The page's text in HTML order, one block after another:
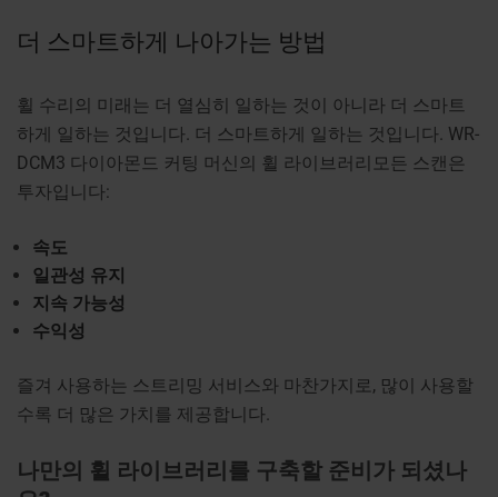
더 스마트하게 나아가는 방법
휠 수리의 미래는 더 열심히 일하는 것이 아니라 더 스마트
하게 일하는 것입니다. 더 스마트하게 일하는 것입니다. WR-
DCM3 다이아몬드 커팅 머신의 휠 라이브러리 모든 스캔은
투자입니다:
속도
일관성 유지
지속 가능성
수익성
즐겨 사용하는 스트리밍 서비스와 마찬가지로, 많이 사용할
수록 더 많은 가치를 제공합니다.
나만의 휠 라이브러리를 구축할 준비가 되셨나